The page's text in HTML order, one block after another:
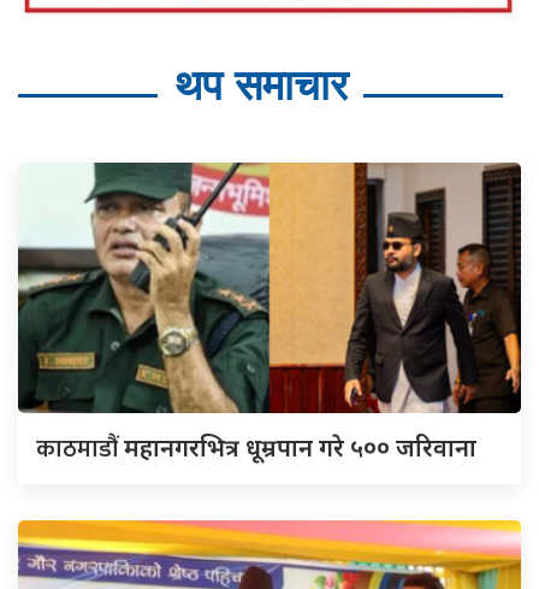
थप समाचार
काठमाडौंमहानगरभित्र धूम्रपान गरे ५०० जरिवाना